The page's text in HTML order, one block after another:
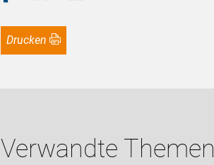
Drucken
Verwandte Themen